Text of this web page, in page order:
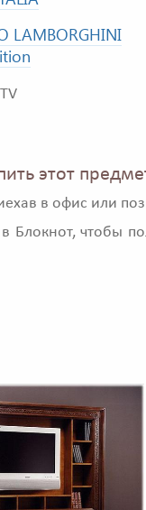
LAMBORGHINI
этот
в офис или
Блокнот, чтобы